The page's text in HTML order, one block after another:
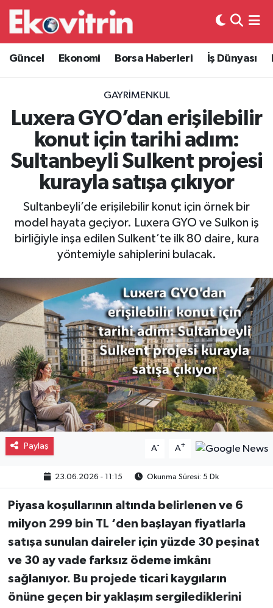
Güncel Ekonomi Borsa Haberleri İş Dünyası
GAYRIMENKUL
Luxera GYO’dan erişilebilir
konut için tarihi adım:
Sultanbeyli Sulkent projesi
kurayla satışa çıkıyor
Sultanbeyli’de erişilebilir konut için örnek bir
model hayata geçiyor. Luxera GYO ve Sulkon iş
birliğiyle inşa edilen Sulkent’te ilk 80 daire, kura
yöntemiyle sahiplerini bulacak.
Paylaş A- A+
23.06.2026 - 11:15 Okunma Süresi: 5 Dk
Piyasa koşullarının altında belirlenen ve 6
milyon 299 bin TL ‘den başlayan fiyatlarla
satışa sunulan daireler için yüzde 30 peşinat
ve 30 ay vade farksız ödeme imkânı
sağlanıyor. Bu projede ticari kaygıların
önüne geçen bir yaklaşım sergilediklerini
Güncel
Ekonomi
Borsa Haberleri
İş Dünyası
Lojistik
Otovitrin
Asayiş
Magazin
Gayrimenkul
Spor
Eğitim
Hava Durumu
Trafik Durumu
Süper Lig Puan Durumu ve Fikstür
Tüm Manşetler
Son Dakika Haberleri
Haber Arşivi